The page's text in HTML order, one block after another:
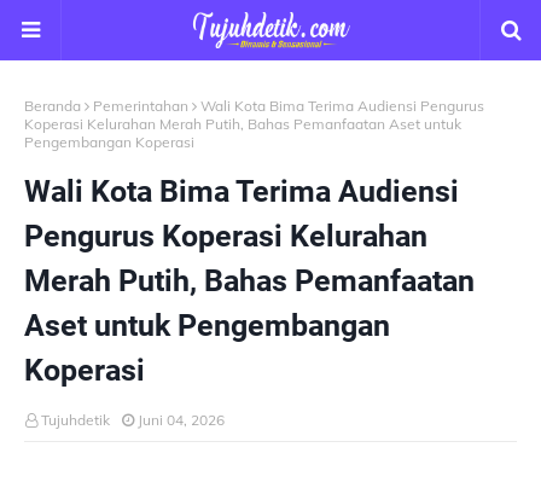
Beranda Pemerintahan
Wali Kota Bima Terima Audiensi Pengurus
Koperasi Kelurahan Merah Putih, Bahas Pemanfaatan Aset untuk
Pengembangan Koperasi
Wali Kota Bima Terima Audiensi
Pengurus Koperasi Kelurahan
Merah Putih, Bahas Pemanfaatan
Aset untuk Pengembangan
Koperasi
Tujuhdetik Juni 04, 2026